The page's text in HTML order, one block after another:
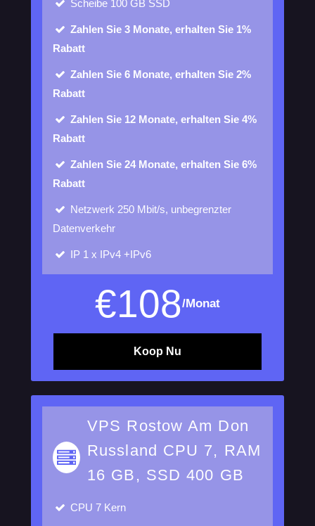
Scheibe 100 GB SSD
Zahlen Sie 3 Monate, erhalten Sie 1%
Rabatt
Zahlen Sie 6 Monate, erhalten Sie 2%
Rabatt
Zahlen Sie 12 Monate, erhalten Sie 4%
Rabatt
Zahlen Sie 24 Monate, erhalten Sie 6%
Rabatt
Netzwerk 250 Mbit/s, unbegrenzter
Datenverkehr
IP 1 x IPv4 +IPv6
€108/Monat
Koop Nu
VPS Rostow Am Don
Russland CPU 7, RAM
16 GB, SSD 400 GB
CPU 7 Kern